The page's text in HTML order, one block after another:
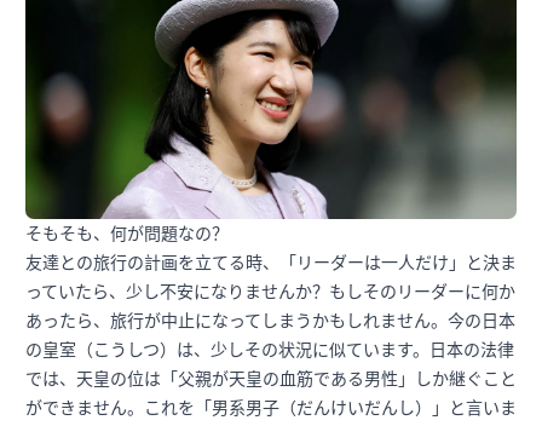
そもそも、何が問題なの？
友達との旅行の計画を立てる時、「リーダーは一人だけ」と決ま
っていたら、少し不安になりませんか？もしそのリーダーに何か
あったら、旅行が中止になってしまうかもしれません。今の日本
の皇室（こうしつ）は、少しその状況に似ています。日本の法律
では、天皇の位は「父親が天皇の血筋である男性」しか継ぐこと
ができません。これを「男系男子（だんけいだんし）」と言いま